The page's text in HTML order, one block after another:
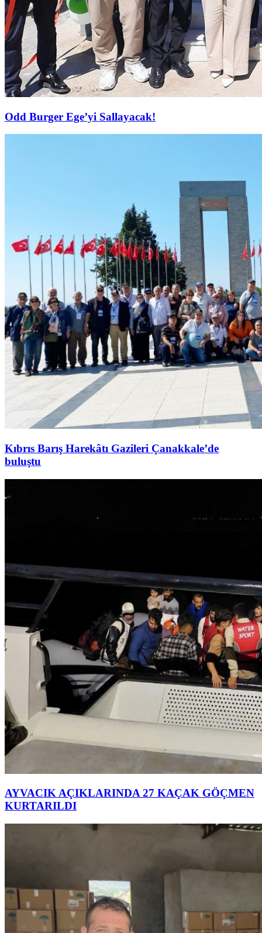
Odd Burger Ege’yi Sallayacak!
Kıbrıs Barış Harekâtı Gazileri Çanakkale’de
buluştu
AYVACIK AÇIKLARINDA 27 KAÇAK GÖÇMEN
KURTARILDI